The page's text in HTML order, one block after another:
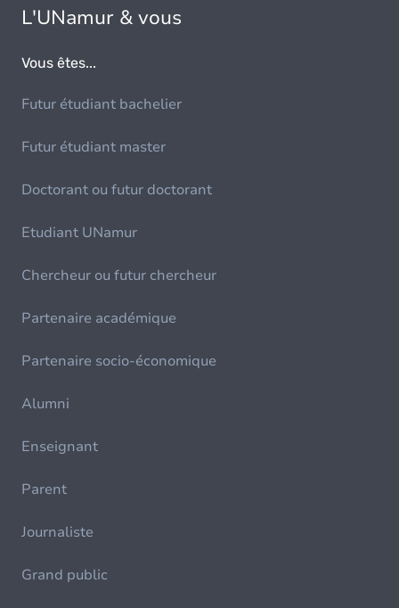
L'UNamur & vous
Vous êtes...
Futur étudiant bachelier
Futur étudiant master
Doctorant ou futur doctorant
Etudiant UNamur
Chercheur ou futur chercheur
Partenaire académique
Partenaire socio-économique
Alumni
Enseignant
Parent
Journaliste
Grand public